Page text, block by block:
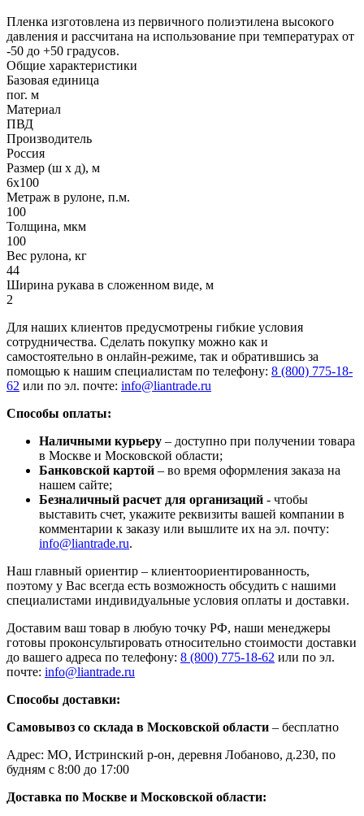
Пленка изготовлена из первичного полиэтилена высокого
давления и рассчитана на использование при температурах от
-50 до +50 градусов.
Общие характеристики
Базовая единица
пог. м
Материал
ПВД
Производитель
Россия
Размер (ш х д), м
6х100
Метраж в рулоне, п.м.
100
Толщина, мкм
100
Вес рулона, кг
44
Ширина рукава в сложенном виде, м
2
Для наших клиентов предусмотрены гибкие условия
сотрудничества. Сделать покупку можно как и
самостоятельно в онлайн-режиме, так и обратившись за
помощью к нашим специалистам по телефону: 8 (800) 775-18-
62 или по эл. почте: info@liantrade.ru
Способы оплаты:
Наличными курьеру – доступно при получении товара
в Москве и Московской области;
Банковской картой – во время оформления заказа на
нашем сайте;
Безналичный расчет для организаций - чтобы
выставить счет, укажите реквизиты вашей компании в
комментарии к заказу или вышлите их на эл. почту:
info@liantrade.ru.
Наш главный ориентир – клиентоориентированность,
поэтому у Вас всегда есть возможность обсудить с нашими
специалистами индивидуальные условия оплаты и доставки.
Доставим ваш товар в любую точку РФ, наши менеджеры
готовы проконсультировать относительно стоимости доставки
до вашего адреса по телефону: 8 (800) 775-18-62 или по эл.
почте: info@liantrade.ru
Способы доставки:
Самовывоз со склада в Московской области – бесплатно
Адрес: МО, Истринский р-он, деревня Лобаново, д.230, по
будням с 8:00 до 17:00
Доставка по Москве и Московской области: